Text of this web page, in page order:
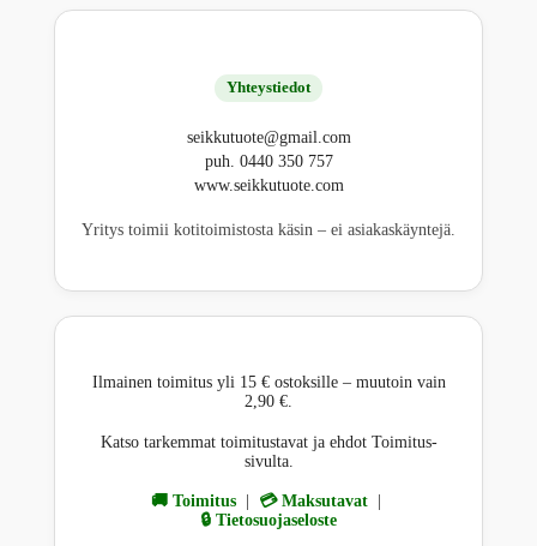
Yhteystiedot
seikkutuote@gmail.com
puh. 0440 350 757
www.seikkutuote.com
Yritys toimii kotitoimistosta käsin – ei asiakaskäyntejä.
Ilmainen toimitus yli 15 € ostoksille – muutoin vain
2,90 €.
Katso tarkemmat toimitustavat ja ehdot Toimitus-
sivulta.
🚚 Toimitus 💳 Maksutavat
🔒 Tietosuojaseloste